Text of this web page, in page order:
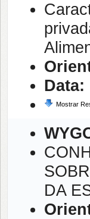
Data:
Mostrar
DA